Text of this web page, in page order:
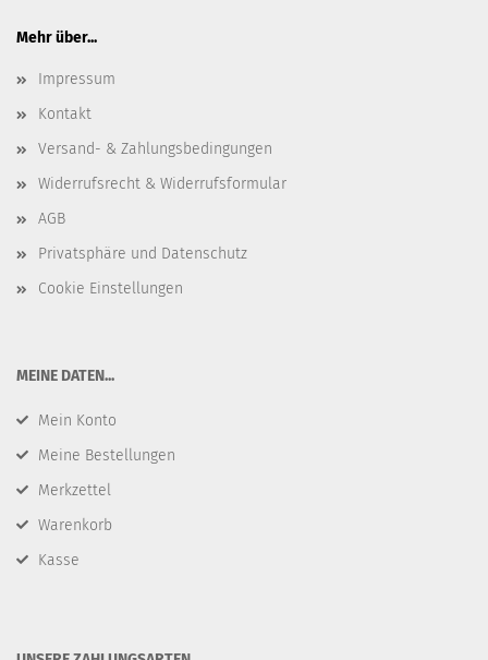
Mehr über...
Impressum
Kontakt
Versand- & Zahlungsbedingungen
Widerrufsrecht & Widerrufsformular
AGB
Privatsphäre und Datenschutz
Cookie Einstellungen
​MEINE DATEN...
Mein Konto
Meine Bestellungen
Merkzettel
Warenkorb
Kasse